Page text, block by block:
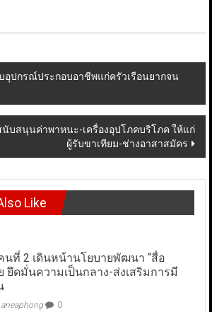
อุปกรณ์ประกอบอาชีพแก่ครัวเรือนยากจน
นับสนุนค่าพาหนะ-เครื่องอุปโภคบริโภค ให้แก่
ผู้รับขาเทียม-ช่างอาสาสมัคร
Like
นที่ 2 เดินหน้านโยบายพัฒนา “สื่อ
ยึดมั่นความเป็นกลาง-ส่งเสริมการมี
aneaphong 0